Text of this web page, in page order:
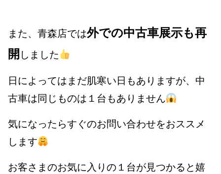
また、青森店では外での中古車展示も再
開しました
日によってはまだ肌寒い日もありますが、中
古車は同じものは１台もありません
気になったらすぐのお問い合わせをおススメ
します
お客さまのお気に入りの１台が見つかると嬉